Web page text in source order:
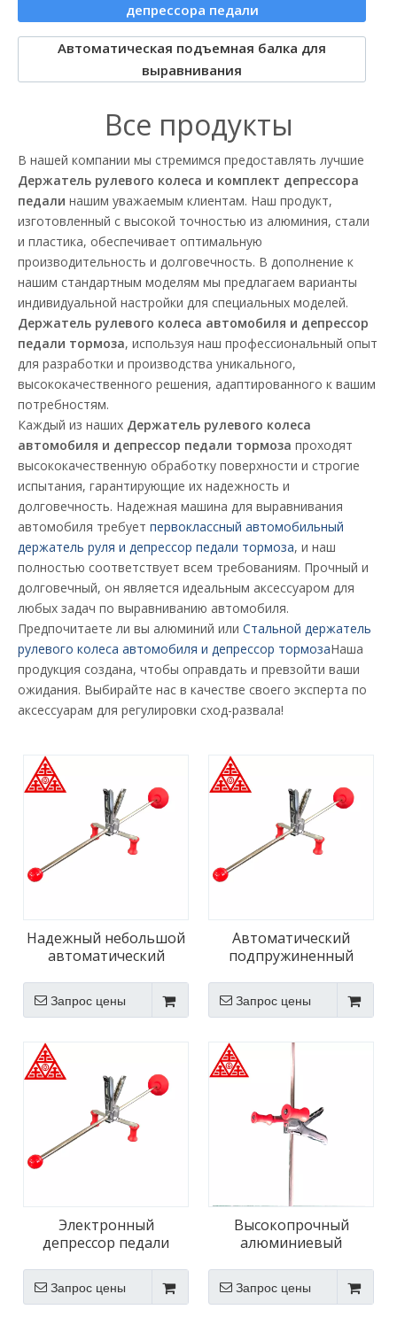
депрессора педали
Автоматическая подъемная балка для
выравнивания
Все продукты
В нашей компании мы стремимся предоставлять лучшие
Держатель рулевого колеса и комплект депрессора
педали нашим уважаемым клиентам. Наш продукт,
изготовленный с высокой точностью из алюминия, стали
и пластика, обеспечивает оптимальную
производительность и долговечность. В дополнение к
нашим стандартным моделям мы предлагаем варианты
индивидуальной настройки для специальных моделей.
Держатель рулевого колеса автомобиля и депрессор
педали тормоза, используя наш профессиональный опыт
для разработки и производства уникального,
высококачественного решения, адаптированного к вашим
потребностям.
Каждый из наших Держатель рулевого колеса
автомобиля и депрессор педали тормоза проходят
высококачественную обработку поверхности и строгие
испытания, гарантирующие их надежность и
долговечность. Надежная машина для выравнивания
автомобиля требует первоклассный автомобильный
держатель руля и депрессор педали тормоза, и наш
полностью соответствует всем требованиям. Прочный и
долговечный, он является идеальным аксессуаром для
любых задач по выравниванию автомобиля.
Предпочитаете ли вы алюминий или Стальной держатель
рулевого колеса автомобиля и депрессор тормозаНаша
продукция создана, чтобы оправдать и превзойти ваши
ожидания. Выбирайте нас в качестве своего эксперта по
аксессуарам для регулировки сход-развала!
Надежный небольшой
автоматический
Запрос цены
Автоматический
подпружиненный
тормоза автомобиля
Запрос цены
Электронный
депрессор педали
Запрос цены
Высокопрочный
алюминиевый
тормоза грузовика
Запрос цены